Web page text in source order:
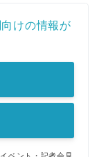
けの情報が